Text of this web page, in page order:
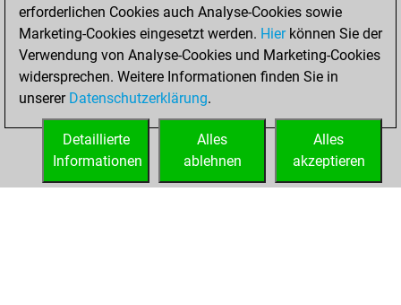
Tactics
You
solved 49 tactics
positions
You achieved
tactics positions
erforderlichen Cookies auch Analyse-Cookies sowie
Marketing-Cookies eingesetzt werden. Hierkönnen Sie der
Verwendung von Analyse-Cookies und Marketing-Cookies
widersprechen. Weitere Informationen finden Sie in
unserer Datenschutzerklärung.
Alles
akzeptieren
Alles
ablehnen
Detaillierte
Informationen